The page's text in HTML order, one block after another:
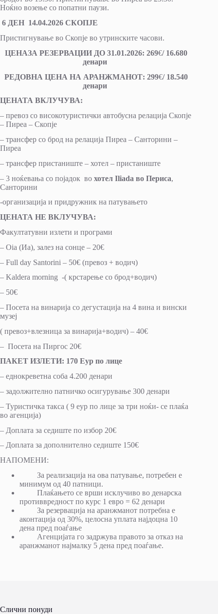
Ноќно возење со попатни паузи.
6 ДЕН 14.04.2026 СКОПЈЕ
Пристигнување во Скопје во утринските часови.
ЦЕНАЗА РЕЗЕРВАЦИИ ДО 31.01.2026: 269€/ 16.680
денари
РЕДОВНА ЦЕНА НА АРАНЖМАНОТ: 299€/ 18.540
денари
ЦЕНАТА ВКЛУЧУВА:
– превоз со високотуристички автобусна релација Скопје
– Пиреа – Скопје
– трансфер со брод на релација Пиреа – Санторини –
Пиреа
– трансфер пристаниште – хотел – пристаниште
– 3 ноќевања со појадок во хотел Iliada во Периса,
Санторини
-организација и придружник на патувањето
ЦЕНАТА НЕ ВКЛУЧУВА:
Факултатувни излети и програми
– Oia (Иа), залез на сонце – 20€
– Full day Santorini – 50€ (превоз + водич)
– Kaldera morning -( крстарење со брод+водич)
– 50€
– Посета на винарија со дегустација на 4 вина и вински
музеј
( превоз+влезница за винарија+водич) – 40€
– Посета на Пиргос 20€
ПАКЕТ ИЗЛЕТИ: 170 Еур по лице
– еднокреветна соба 4.200 денари
– задолжително патничко осигурување 300 денари
– Туристичка такса ( 9 еур по лице за три ноќи- се плаќа
во агенција)
– Доплата за седиште по избор 20€
– Доплата за дополнително седиште 150€
НАПОМЕНИ:
За реализација на ова патување, потребен е
минимум од 40 патници.
Плаќањето се врши исклучиво во денарска
противвредност по курс 1 евро = 62 денари
За резервација на аранжманот потребна е
аконтација од 30%, целосна уплата најдоцна 10
дена пред поаѓање
Агенцијата го задржува правото за отказ на
аранжманот најмалку 5 дена пред поаѓање.
Слични понуди